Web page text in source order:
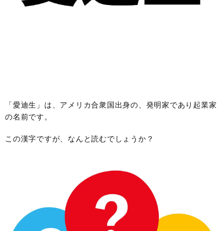
「愛迪生」は、アメリカ合衆国出身の、発明家であり起業家
の名前です。
この漢字ですが、なんと読むでしょうか？